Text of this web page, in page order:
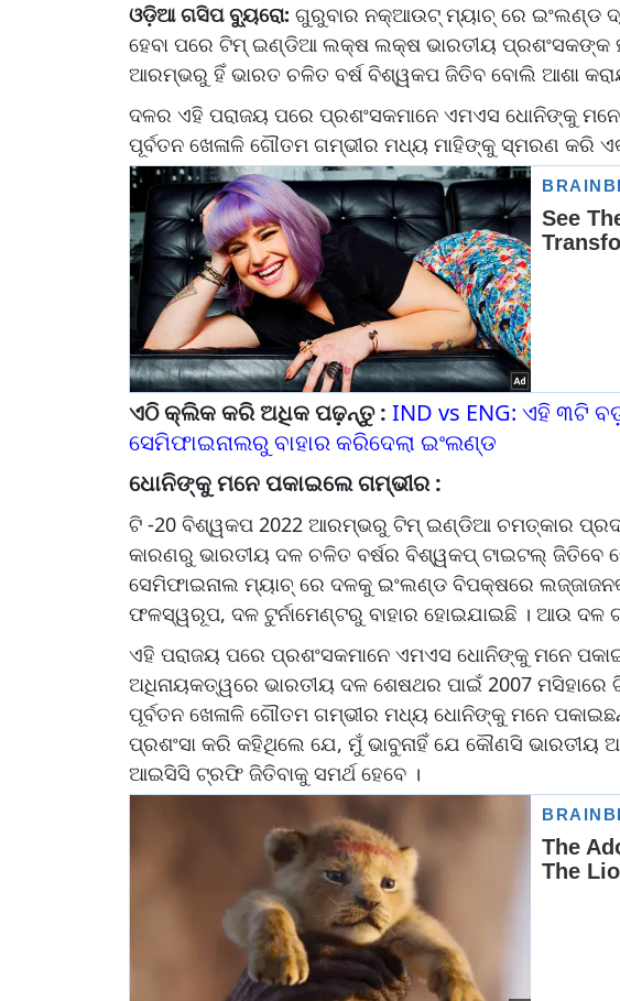
ଓଡ଼ିଆ ଗସିପ ବ୍ୟୁରୋ: ଗୁରୁବାର ନକ୍ଆଉଟ୍ ମ୍ୟାଚ୍ ରେ ଇଂଲଣ୍ଡ
ହେବା ପରେ ଟିମ୍ ଇଣ୍ଡିଆ ଲକ୍ଷ ଲକ୍ଷ ଭାରତୀୟ ପ୍ରଶଂସକଙ୍କ
ଆରମ୍ଭରୁ ହିଁ ଭାରତ ଚଳିତ ବର୍ଷ ବିଶ୍ୱକପ ଜିତିବ ବୋଲି ଆଶା
ଦଳର ଏହି ପରାଜୟ ପରେ ପ୍ରଶଂସକମାନେ ଏମଏସ ଧୋନିଙ୍କୁ
ପୂର୍ବତନ ଖେଳାଳି ଗୌତମ ଗମ୍ଭୀର ମଧ୍ୟ ମାହିଙ୍କୁ ସ୍ମରଣ କରି
ଏଠି କ୍ଲିକ କରି ଅଧିକ ପଢ଼ନ୍ତୁ : IND vs ENG: ଏହି ୩ଟି
ସେମିଫାଇନାଲରୁ ବାହାର କରିଦେଲା ଇଂଲଣ୍ଡ
ଧୋନିଙ୍କୁ ମନେ ପକାଇଲେ ଗମ୍ଭୀର :
ଟି -20 ବିଶ୍ୱକପ 2022 ଆରମ୍ଭରୁ ଟିମ୍ ଇଣ୍ଡିଆ ଚମତ୍କାର
କାରଣରୁ ଭାରତୀୟ ଦଳ ଚଳିତ ବର୍ଷର ବିଶ୍ୱକପ୍ ଟାଇଟଲ୍ ଜିତିବେ
ସେମିଫାଇନାଲ ମ୍ୟାଚ୍ ରେ ଦଳକୁ ଇଂଲଣ୍ଡ ବିପକ୍ଷରେ ଲଜ୍ଜାଜନକ
ଫଳସ୍ୱରୂପ, ଦଳ ଟୁର୍ନାମେଣ୍ଟରୁ ବାହାର ହୋଇଯାଇଛି । ଆଉ ଦଳ
ଏହି ପରାଜୟ ପରେ ପ୍ରଶଂସକମାନେ ଏମଏସ ଧୋନିଙ୍କୁ ମନେ
ଅଧିନାୟକତ୍ୱରେ ଭାରତୀୟ ଦଳ ଶେଷଥର ପାଇଁ 2007
ପୂର୍ବତନ ଖେଳାଳି ଗୌତମ ଗମ୍ଭୀର ମଧ୍ୟ ଧୋନିଙ୍କୁ ମନେ
ପ୍ରଶଂସା କରି କହିଥିଲେ ଯେ, ମୁଁ ଭାବୁନାହିଁ ଯେ କୌଣସି
ଆଇସିସି ଟ୍ରଫି ଜିତିବାକୁ ସମର୍ଥ ହେବେ ।